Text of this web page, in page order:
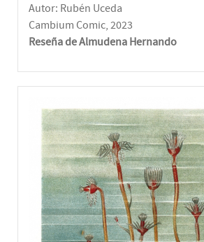
Autor: Rubén Uceda
Cambium Comic, 2023
Reseña de Almudena Hernando